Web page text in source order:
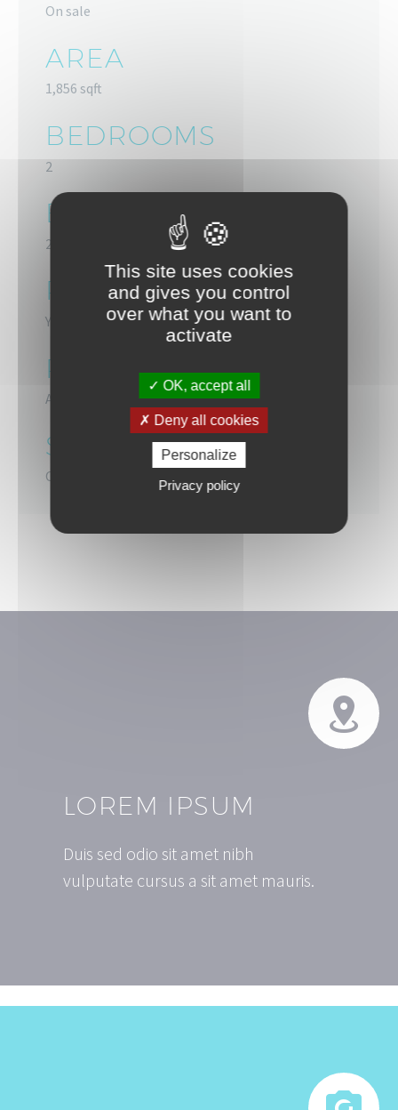
On sale
AREA
1,856 sqft
BEDROOMS
2
BATHROOMS
2
PENTHOUSE
Yes
ROOFLING
Asphalt
SWIMMING POOL
Outside


LOREM IPSUM
Duis sed odio sit amet nibh
vulputate cursus a sit amet mauris.
This site uses cookies
and gives you control
over what you want to
activate
OK, accept all
Deny all cookies
Personalize
Privacy policy